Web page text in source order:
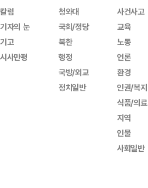
칼럼
기자의 눈
기고
시사만평
청와대
국회/정당
북한
행정
국방/외교
정치일반
사건사고
교육
노동
언론
환경
인권/복지
식품/의료
지역
인물
사회일반